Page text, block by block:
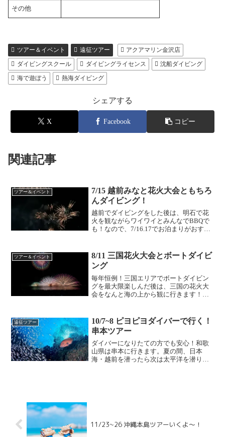
その他
ツアー＆イベント 遠征ツアー
アクアマリン金沢店
ダイビングスクール
ダイビングライセンス
沈船ダイビング
海で遊ぼう
熱海ダイビング
シェアする
X Facebook コピー
関連記事
ツアー＆イベント
7/15 越前みなと花火大会ともちろ
んダイビング！
越前でダイビングをした後は、明石で花
火を観ながらワイワイとみんなでBBQで
も！なので、7/16.17でお泊まりがおすす
ら17日なんじ出発？どこへ行くの？いつ
もの...
ツアー＆イベント
8/11 三国花火大会とボートダイビ
ング
毎年恒例！三国エリアでボートダイビン
グを最大限楽しんだ後は、三国の花火大
会をなんと海の上から観に行きます！海
年人気なので早めのお申し込みを！いつ
いくの？8月11日なんじ...
遠征ツアー
10/7~8 ピヨピヨダイバーで行く！
串本ツアー
ダイバーになりたての方でも安心！和歌
山県は串本に行きます。夏の間、日本
海・越前を潜ったら次は太平洋を潜りに
11/23~26 沖縄本島ツアーいくよ〜！